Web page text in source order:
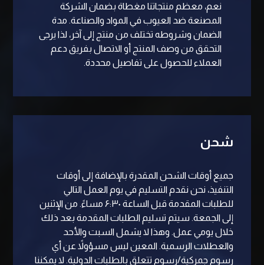
نعم، معظم منتجاتنا مغطاة بضمان الشركة
المصنعة ضد العيوب في المواد والصناعة. مدة
الضمان وشروطه تختلف من منتج إلى آخر، لذا يرجى
التحقق من وصف المنتج أو الاتصال بفريق دعم
العملاء للحصول على تفاصيل محددة.
شحن
جميع أوقات الشحن المقدرة بالإضافة إلى أوقات
التنفيذ، نحن نقدم التسليم في يوم العمل التالي
للطلبات المقدمة قبل الساعة ۶:۳۰ مساءً. من الإثنين
إلى الجمعة. سيتم تسليم الطلبات المقدمة بعد ذلك
خلال يومي عمل. وهذا لا يشمل السبت والأحد
والعطلات الرسمية. المعين ليس مسؤولاً عن أي
رسوم جمركية/رسوم تتعلق بالطلبات الدولية. لا يمكننا